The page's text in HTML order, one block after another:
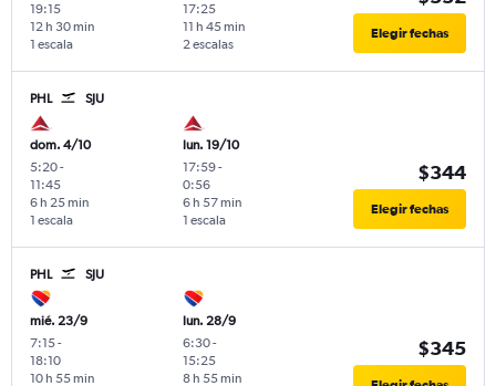
19:15
1 escala
12 h 30 min
17:25
2 escalas
11 h 45 min Elegir fechas
PHL SJU
dom. 4/10
5:20-
11:45
1 escala
6 h 25 min
lun. 19/10
17:59-
0:56
1 escala
6 h 57 min
$344
Elegir fechas
PHL SJU
mié. 23/9
7:15-
18:10
10 h 55 min
lun. 28/9
6:30-
15:25
8 h 55 min
$345